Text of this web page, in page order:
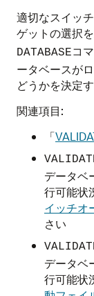
適切なスイッ
ゲットの選択
DATABASEコ
ータベースが
どうかを決定
関連項目:
「
データベ
行可能状
イッチオ
さい
データベ
行可能状